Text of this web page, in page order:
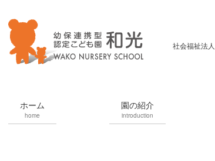
社会福祉法
ホーム
home
園の紹介
introduction